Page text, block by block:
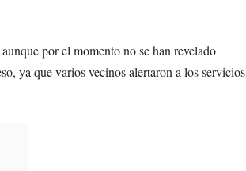
por el momento no se han revelado
ya que varios vecinos alertaron a los servicios